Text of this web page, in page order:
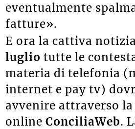
eventualmente
fatture».
E ora la cattiva
luglio tutte le
materia di telefonia
internet e pay tv)
avvenire attraverso
online ConciliaWeb.